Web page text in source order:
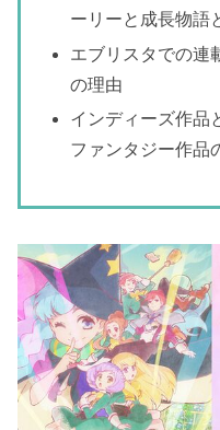
ーリーと成長物語
エブリスタでの連
の理由
インディーズ作品
ファンタジー作品